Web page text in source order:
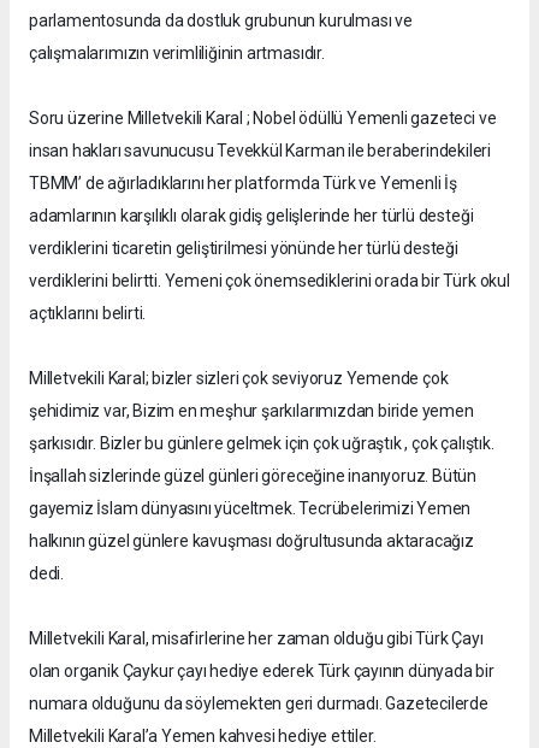
parlamentosunda da dostluk grubunun kurulması ve
çalışmalarımızın verimliliğinin artmasıdır.
Soru üzerine Milletvekili Karal ; Nobel ödüllü Yemenli gazeteci ve
insan hakları savunucusu Tevekkül Karman ile beraberindekileri
TBMM’ de ağırladıklarını her platformda Türk ve Yemenli İş
adamlarının karşılıklı olarak gidiş gelişlerinde her türlü desteği
verdiklerini ticaretin geliştirilmesi yönünde her türlü desteği
verdiklerini belirtti. Yemeni çok önemsediklerini orada bir Türk okul
açtıklarını belirti.
Milletvekili Karal; bizler sizleri çok seviyoruz Yemende çok
şehidimiz var, Bizim en meşhur şarkılarımızdan biride yemen
şarkısıdır. Bizler bu günlere gelmek için çok uğraştık , çok çalıştık.
İnşallah sizlerinde güzel günleri göreceğine inanıyoruz. Bütün
gayemiz İslam dünyasını yüceltmek. Tecrübelerimizi Yemen
halkının güzel günlere kavuşması doğrultusunda aktaracağız
dedi.
Milletvekili Karal, misafirlerine her zaman olduğu gibi Türk Çayı
olan organik Çaykur çayı hediye ederek Türk çayının dünyada bir
numara olduğunu da söylemekten geri durmadı. Gazetecilerde
Milletvekili Karal’a Yemen kahvesi hediye ettiler.